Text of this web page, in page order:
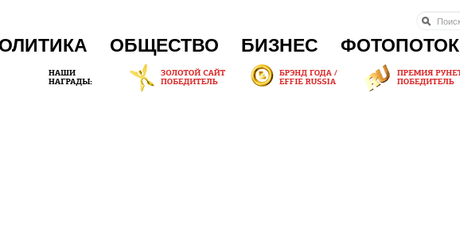
ОБЩЕСТВО БИЗНЕС ФОТОПОТОК